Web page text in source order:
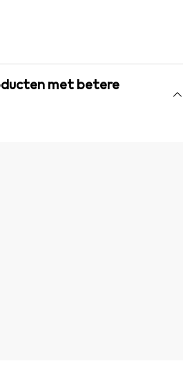
met betere